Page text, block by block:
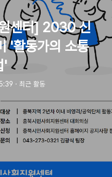
센터] 2030 신
'활동가의 소통
'
ㆍ 최근 활동